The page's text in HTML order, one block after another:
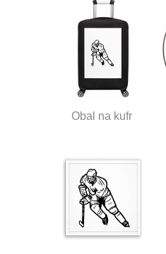
Obal na kufr